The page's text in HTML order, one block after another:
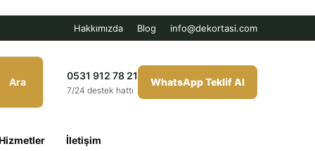
Hakkımızda Blog info@dekortasi.com
Ara
0531 912 78 21
7/24 destek hattı
WhatsApp Teklif Al
İletişim